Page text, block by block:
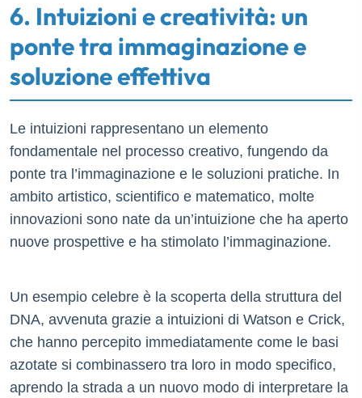
6. Intuizioni e creatività: un
ponte tra immaginazione e
soluzione effettiva
Le intuizioni rappresentano un elemento
fondamentale nel processo creativo, fungendo da
ponte tra l’immaginazione e le soluzioni pratiche. In
ambito artistico, scientifico e matematico, molte
innovazioni sono nate da un’intuizione che ha aperto
nuove prospettive e ha stimolato l’immaginazione.
Un esempio celebre è la scoperta della struttura del
DNA, avvenuta grazie a intuizioni di Watson e Crick,
che hanno percepito immediatamente come le basi
azotate si combinassero tra loro in modo specifico,
aprendo la strada a un nuovo modo di interpretare la